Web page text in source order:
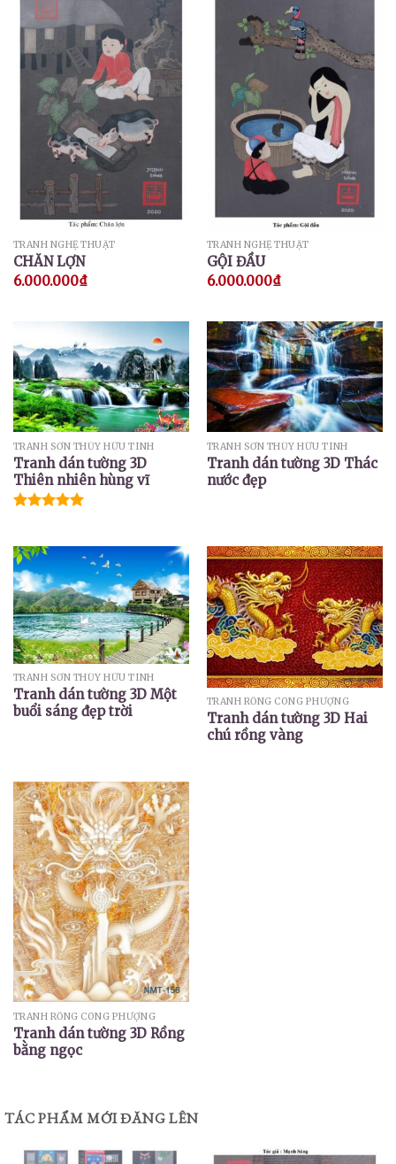
TRANH NGHỆ THUẬT
CHĂN LỢN
6.000.000₫
TRANH NGHỆ THUẬT
GỘI ĐẦU
6.000.000₫
TRANH SƠN THỦY HỮU TÌNH
Tranh dán tường 3D
Thiên nhiên hùng vĩ
5 sao
TRANH SƠN THỦY HỮU TÌNH
Tranh dán tường 3D Thác
nước đẹp
TRANH SƠN THỦY HỮU TÌNH
Tranh dán tường 3D Một
buổi sáng đẹp trời
TRANH RỒNG CÔNG PHƯỢNG
Tranh dán tường 3D Hai
chú rồng vàng
TRANH RỒNG CÔNG PHƯỢNG
Tranh dán tường 3D Rồng
bằng ngọc
TÁC PHẨM MỚI ĐĂNG LÊN